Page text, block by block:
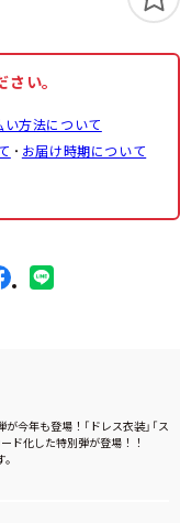
い。
い方法について
お届け時期について
今年も登場！「ドレス衣装」「ス
ド化した特別弾が登場！！